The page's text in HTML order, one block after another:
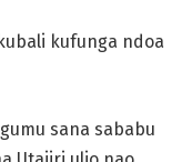
kufunga ndoa
sana sababu